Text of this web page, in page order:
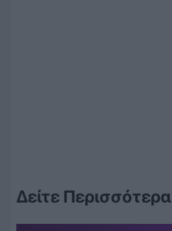
Δείτε Περισσότερα